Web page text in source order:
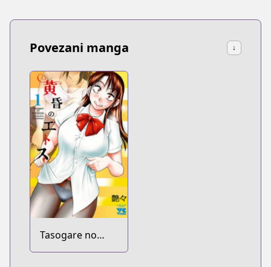
Povezani manga ↓
Tasogare no
Ethos